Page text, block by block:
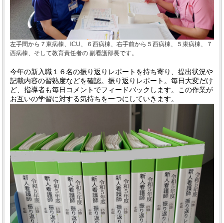
左手間から７東病棟、ICU、６西病棟、右手前から５西病棟、５東病棟、７
西病棟、そして教育責任者の 副看護部長です。
今年の新入職１６名の振り返りレポートを持ち寄り、提出状況や
記載内容の習熟度などを確認。振り返りレポート。毎日大変だけ
ど、指導者も毎日コメントでフィードバックします。この作業が
お互いの学習に対する気持ちを一つにしていきます。